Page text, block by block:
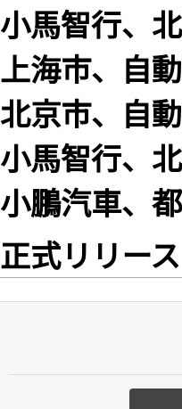
小馬智行、
上海市、自
北京市、自
小馬智行、
小鵬汽車、
正式リリース